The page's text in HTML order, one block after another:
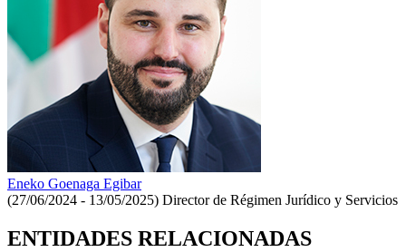
Eneko Goenaga Egibar
(27/06/2024 - 13/05/2025) Director de Régimen Jurídico y Servicios
ENTIDADES RELACIONADAS